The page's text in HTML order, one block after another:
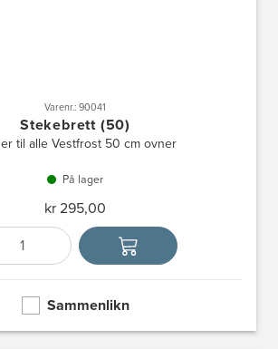
Varenr.: 90041
Stekebrett (50)
til alle Vestfrost 50 cm ovner
På lager
kr 295,00
Antall
Velg enhet
Sammenlikn